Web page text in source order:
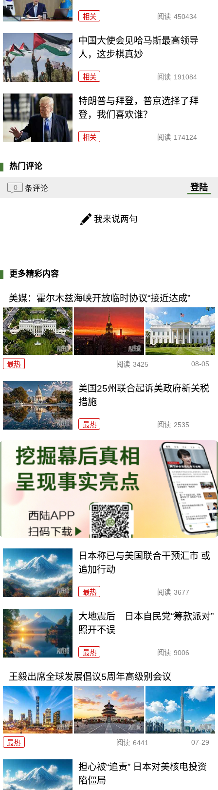
相关 阅读 450434
中国大使会见哈马斯最高领导
人，这步棋真妙
相关 阅读 191084
特朗普与拜登，普京选择了拜
登，我们喜欢谁？
相关 阅读 174124
热门评论
0 条评论 登陆
我来说两句
更多精彩内容
美媒：霍尔木兹海峡开放临时协议“接近达成”
最热 阅读 3425 08-05
美国25州联合起诉美政府新关税
措施
最热 阅读 2535
日本称已与美国联合干预汇市 或
追加行动
最热 阅读 3677
大地震后 日本自民党“筹款派对”
照开不误
最热 阅读 9006
王毅出席全球发展倡议5周年高级别会议
最热 阅读 6441 07-29
担心被“追责” 日本对美核电投资
陷僵局